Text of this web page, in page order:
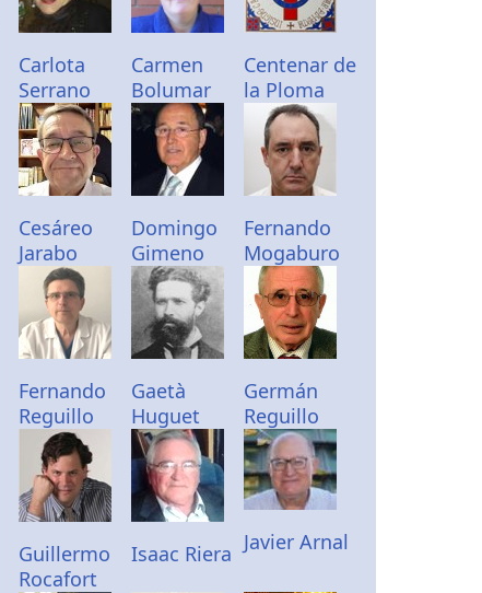
Carlota
Serrano
Carmen
Bolumar
Centenar de
la Ploma
Cesáreo
Jarabo
Domingo
Gimeno
Fernando
Mogaburo
Fernando
Reguillo
Gaetà
Huguet
Germán
Reguillo
Guillermo
Rocafort
Isaac Riera Javier Arnal